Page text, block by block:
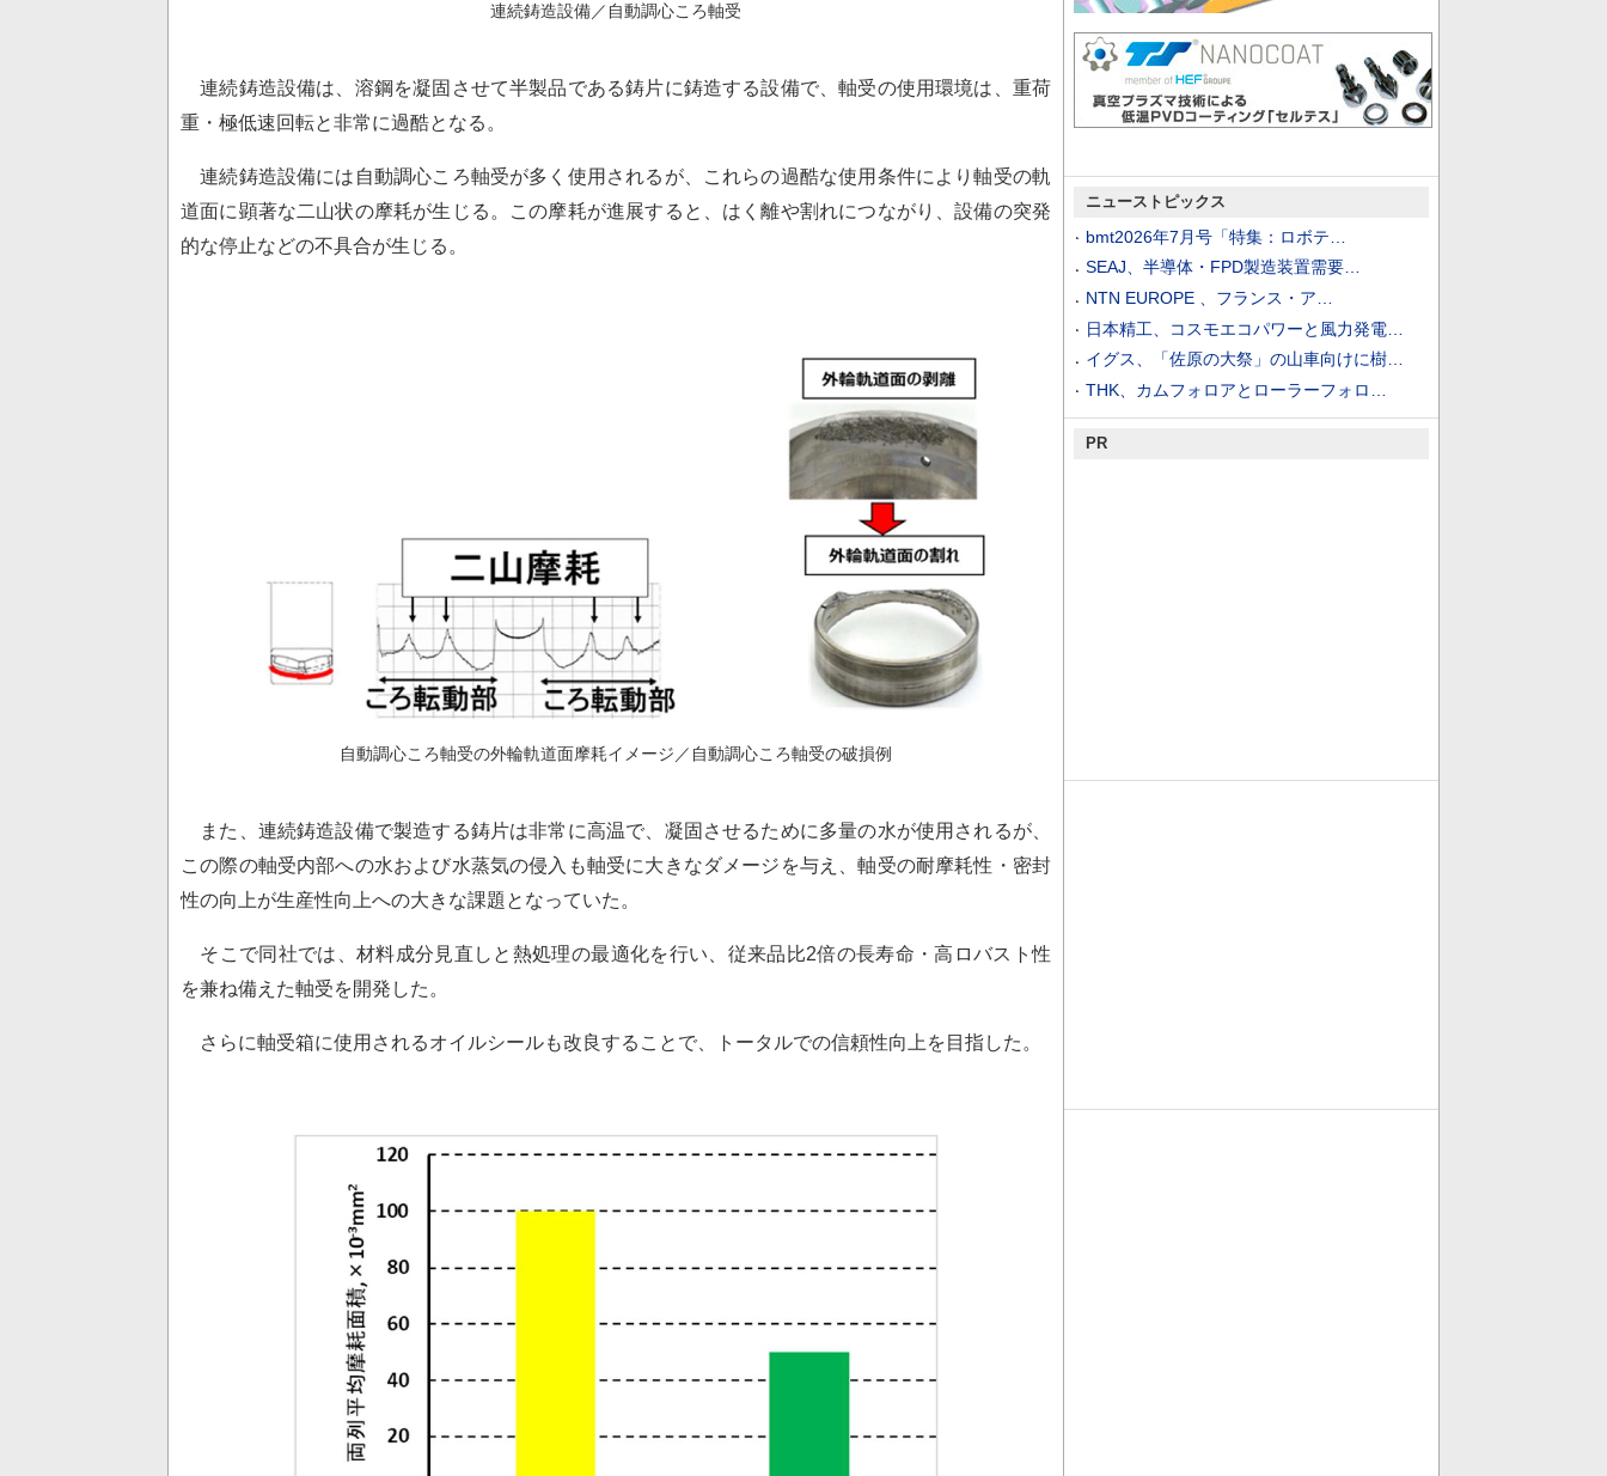
連続鋳造設備／自動調心ころ軸受
連続鋳造設備は、溶鋼を凝固させて半製品である鋳片に鋳造する設備で、軸受の使用環境は、重荷
重・極低速回転と非常に過酷となる。
連続鋳造設備には自動調心ころ軸受が多く使用されるが、これらの過酷な使用条件により軸受の軌
道面に顕著な二山状の摩耗が生じる。この摩耗が進展すると、はく離や割れにつながり、設備の突発
的な停止などの不具合が生じる。
自動調心ころ軸受の外輪軌道面摩耗イメージ／自動調心ころ軸受の破損例
また、連続鋳造設備で製造する鋳片は非常に高温で、凝固させるために多量の水が使用されるが、
この際の軸受内部への水および水蒸気の侵入も軸受に大きなダメージを与え、軸受の耐摩耗性・密封
性の向上が生産性向上への大きな課題となっていた。
そこで同社では、材料成分見直しと熱処理の最適化を行い、従来品比2倍の長寿命・高ロバスト性
を兼ね備えた軸受を開発した。
さらに軸受箱に使用されるオイルシールも改良することで、トータルでの信頼性向上を目指した。
ニューストピックス
bmt2026年7月号「特集：ロボテ…
SEAJ、半導体・FPD製造装置需要…
NTN EUROPE 、フランス・ア…
日本精工、コスモエコパワーと風力発電…
イグス、「佐原の大祭」の山車向けに樹…
THK、カムフォロアとローラーフォロ…
PR